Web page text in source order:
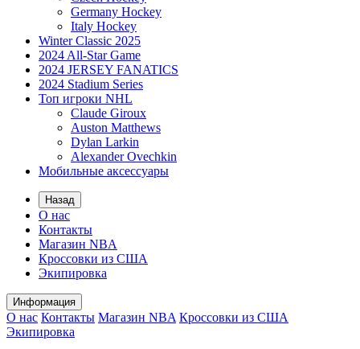
Germany Hockey
Italy Hockey
Winter Classic 2025
2024 All-Star Game
2024 JERSEY FANATICS
2024 Stadium Series
Топ игроки NHL
Claude Giroux
Auston Matthews
Dylan Larkin
Alexander Ovechkin
Мобильные аксессуары
Назад
О нас
Контакты
Магазин NBA
Кроссовки из США
Экипировка
Информация
О нас Контакты Магазин NBA Кроссовки из США
Экипировка